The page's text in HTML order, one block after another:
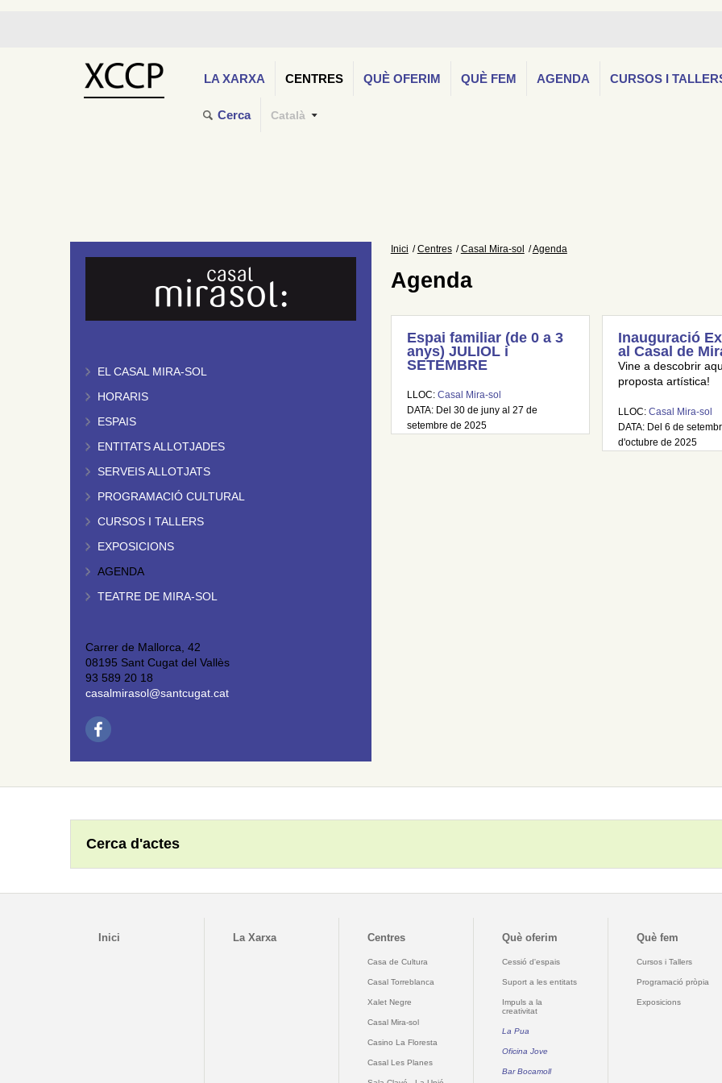
LA XARXA CENTRES QUÈ OFERIM QUÈ FEM AGENDA CURSOS I
Cerca Català
EL CASAL MIRA-SOL
HORARIS
ESPAIS
ENTITATS ALLOTJADES
SERVEIS ALLOTJATS
PROGRAMACIÓ CULTURAL
CURSOS I TALLERS
EXPOSICIONS
AGENDA
TEATRE DE MIRA-SOL
Carrer de Mallorca, 42
08195 Sant Cugat del Vallès
93 589 20 18
casalmirasol@santcugat.cat
Inici Centres Casal Mira-sol Agenda
Agenda
Espai familiar (de 0 a 3
anys) JULIOL i
SETEMBRE
LLOC: Casal Mira-sol
DATA: Del 30 de juny al 27 de
setembre de 2025
Inauguració
al Casal de
Vine a descobrir
proposta artística!
LLOC:Casal Mira-sol
DATA: Del 6 de
d'octubre de 2025
Cerca d'actes
Inici La Xarxa Centres
Casa de Cultura
Casal Torreblanca
Xalet Negre
Casal Mira-sol
Casino La Floresta
Casal Les Planes
Què oferim
Cessió d'espais
Suport a les entitats
Impuls a la
creativitat
La Pua
Oficina Jove
Bar Bocamoll
Què fem
Cursos i Tallers
Programació pròpia
Exposicions